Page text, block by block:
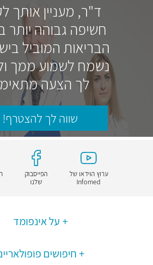
ד"ר, מעניין אותך
חשיפה גבוהה יותר
הבריאות המוביל
נשמח לשמוע ממך
לך הצעה
שווה לך להצטרף!
ערוץ הוידאו של
Infomed
הפייסבוק
שלנו
על אינפומד
חיפושים